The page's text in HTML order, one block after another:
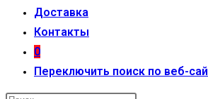
Доставка
Контакты
0
Переключить поиск по веб-